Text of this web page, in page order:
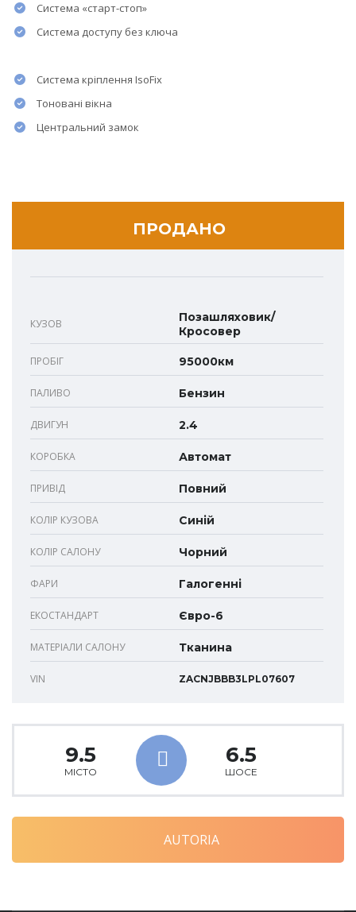
Система «старт-стоп»
Система доступу без ключа
Система кріплення IsoFix
Тоновані вікна
Центральний замок
ПРОДАНО
КУЗОВ
Позашляховик/
Кросовер
ПРОБІГ 95000км
ПАЛИВО Бензин
ДВИГУН 2.4
КОРОБКА Автомат
ПРИВІД Повний
КОЛІР КУЗОВА Синій
КОЛІР САЛОНУ Чорний
ФАРИ Галогенні
ЕКОСТАНДАРТ Євро-6
МАТЕРІАЛИ САЛОНУ Тканина
VIN ZACNJBBB3LPL07607
9.5
МІСТО
6.5
ШОСЕ
AUTORIA